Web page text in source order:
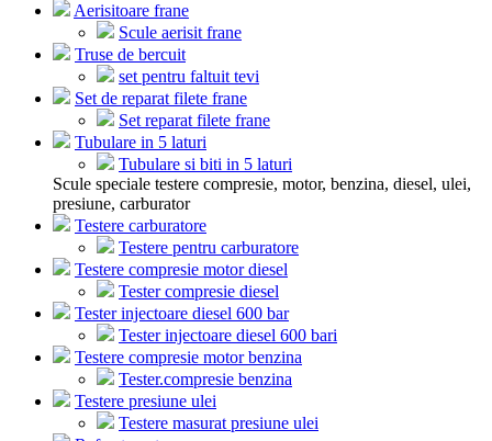
Aerisitoare frane
Scule aerisit frane
Truse de bercuit
set pentru faltuit tevi
Set de reparat filete frane
Set reparat filete frane
Tubulare in 5 laturi
Tubulare si biti in 5 laturi
Scule speciale testere compresie, motor, benzina, diesel, ulei,
presiune, carburator
Testere carburatore
Testere pentru carburatore
Testere compresie motor diesel
Tester compresie diesel
Tester injectoare diesel 600 bar
Tester injectoare diesel 600 bari
Testere compresie motor benzina
Tester.compresie benzina
Testere presiune ulei
Testere masurat presiune ulei